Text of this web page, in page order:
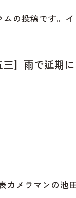
三】雨で延期
メラマンの池田
の投稿です。